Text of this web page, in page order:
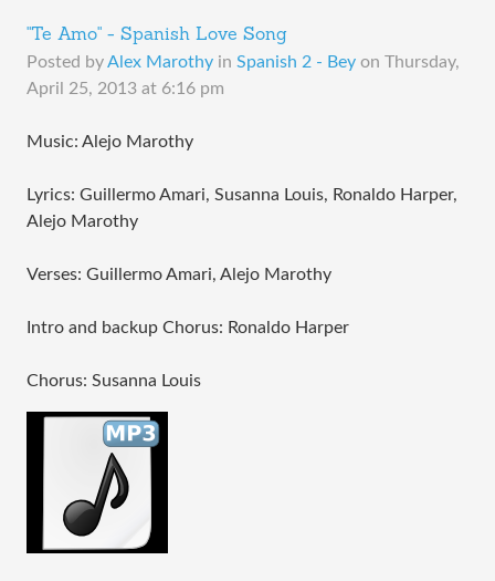
"Te Amo" - Spanish Love Song
Posted byAlex Marothy in Spanish 2 - Bey on Thursday,
April 25, 2013 at 6:16 pm
Music: Alejo Marothy
Lyrics: Guillermo Amari, Susanna Louis, Ronaldo Harper,
Alejo Marothy
Verses: Guillermo Amari, Alejo Marothy
Intro and backup Chorus: Ronaldo Harper
Chorus: Susanna Louis